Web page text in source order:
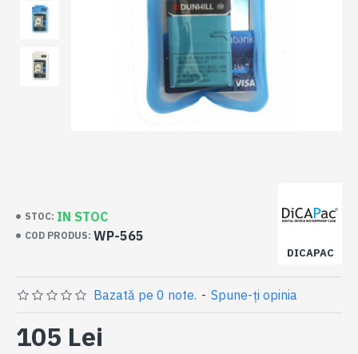
STOC: IN STOC
COD PRODUS: WP-565
DICAPAC
Bazată pe 0 note. - Spune-ţi opinia
105 Lei